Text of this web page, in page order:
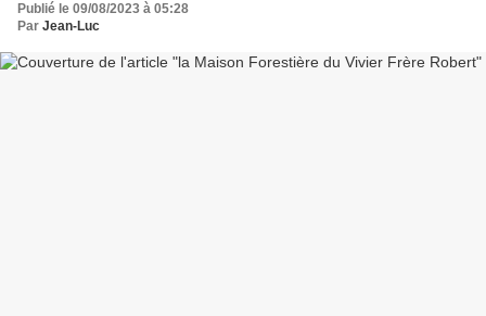
Publié le 09/08/2023 à 05:28
Par Jean-Luc